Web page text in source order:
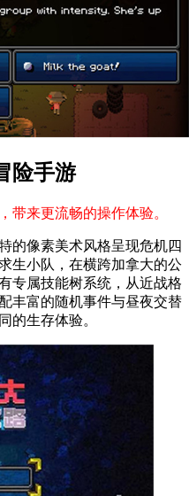
险手游
带来更流畅的操作体验。
的像素美术风格呈现危机四
生小队，在横跨加拿大的公
专属技能树系统，从近战格
丰富的随机事件与昼夜交替
的生存体验。